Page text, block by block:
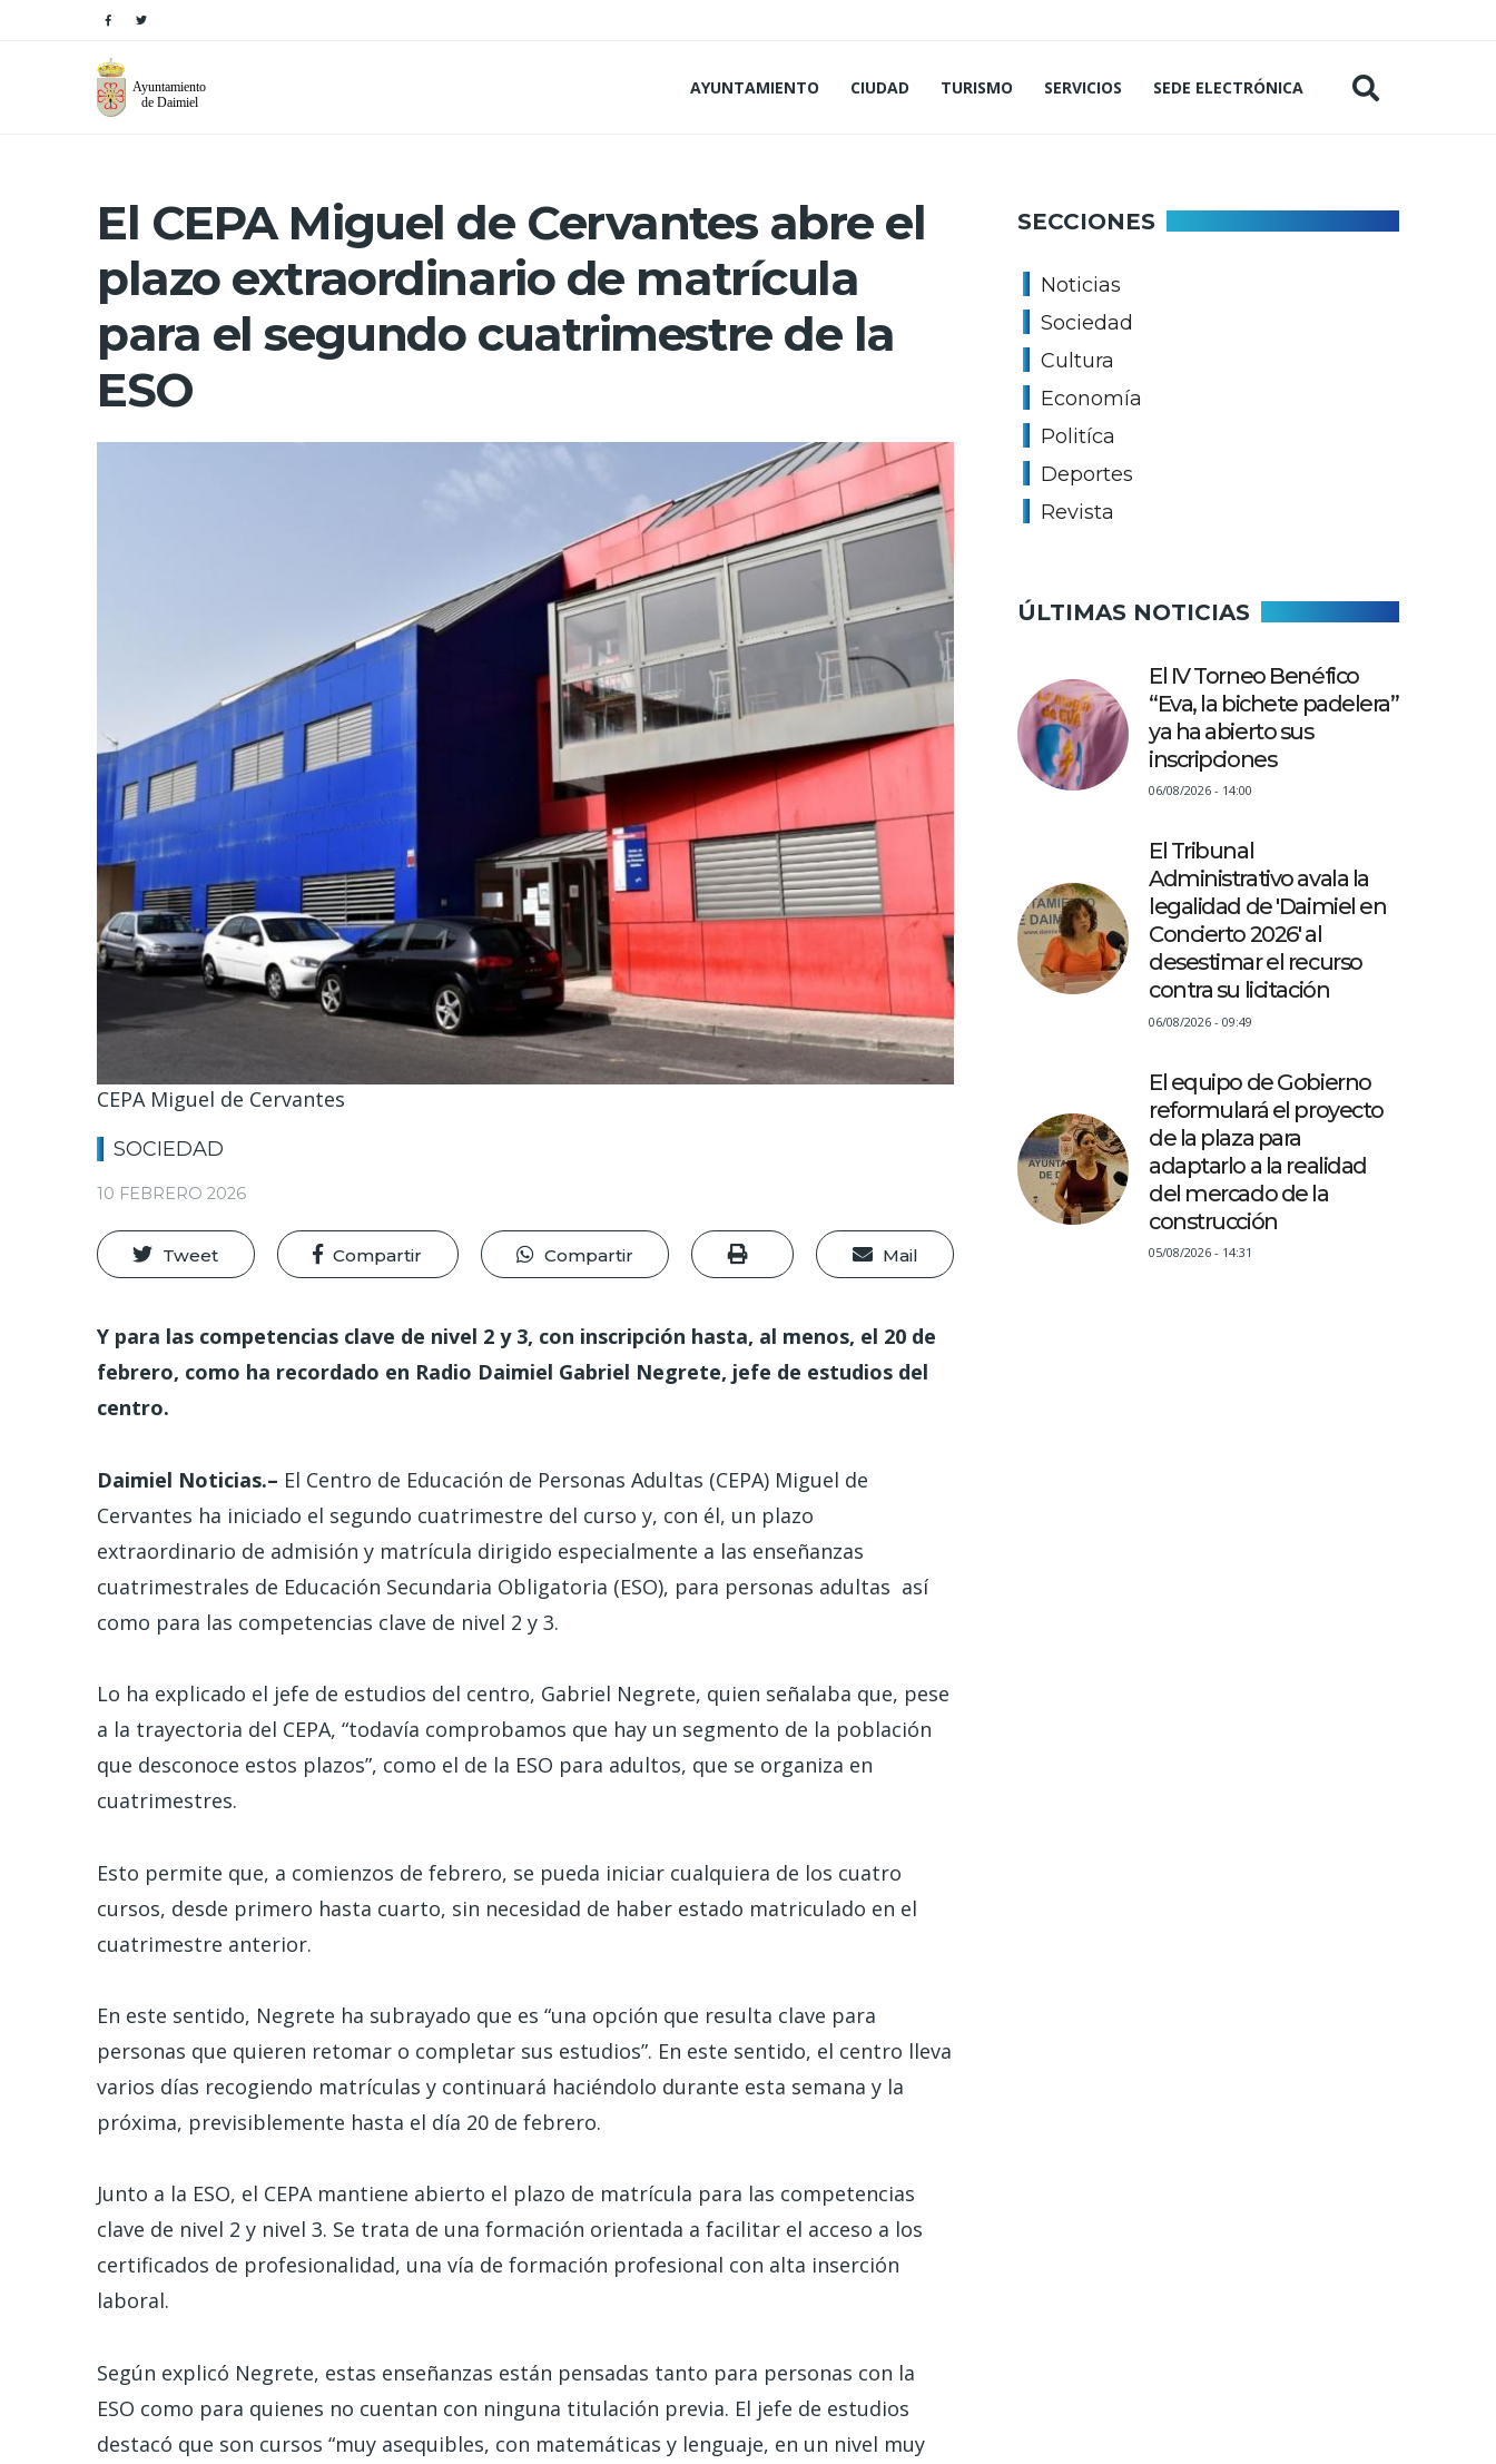
AYUNTAMIENTO CIUDAD TURISMO SERVICIOS SEDE ELECTRÓNICA
El CEPA Miguel de Cervantes abre el
plazo extraordinario de matrícula
para el segundo cuatrimestre de la
ESO
CEPA Miguel de Cervantes
SOCIEDAD
10 FEBRERO 2026
Tweet Compartir Compartir Mail
Y para las competencias clave de nivel 2 y 3, con inscripción hasta, al menos, el 20 de
febrero, como ha recordado en Radio Daimiel Gabriel Negrete, jefe de estudios del
centro.
Daimiel Noticias.– El Centro de Educación de Personas Adultas (CEPA) Miguel de
Cervantes ha iniciado el segundo cuatrimestre del curso y, con él, un plazo
extraordinario de admisión y matrícula dirigido especialmente a las enseñanzas
cuatrimestrales de Educación Secundaria Obligatoria (ESO), para personas adultas así
como para las competencias clave de nivel 2 y 3.
Lo ha explicado el jefe de estudios del centro, Gabriel Negrete, quien señalaba que, pese
a la trayectoria del CEPA, “todavía comprobamos que hay un segmento de la población
que desconoce estos plazos”, como el de la ESO para adultos, que se organiza en
cuatrimestres.
Esto permite que, a comienzos de febrero, se pueda iniciar cualquiera de los cuatro
cursos, desde primero hasta cuarto, sin necesidad de haber estado matriculado en el
cuatrimestre anterior.
En este sentido, Negrete ha subrayado que es “una opción que resulta clave para
personas que quieren retomar o completar sus estudios”. En este sentido, el centro lleva
varios días recogiendo matrículas y continuará haciéndolo durante esta semana y la
próxima, previsiblemente hasta el día 20 de febrero.
Junto a la ESO, el CEPA mantiene abierto el plazo de matrícula para las competencias
clave de nivel 2 y nivel 3. Se trata de una formación orientada a facilitar el acceso a los
certificados de profesionalidad, una vía de formación profesional con alta inserción
laboral.
Según explicó Negrete, estas enseñanzas están pensadas tanto para personas con la
ESO como para quienes no cuentan con ninguna titulación previa. El jefe de estudios
destacó que son cursos “muy asequibles, con matemáticas y lenguaje, en un nivel muy
SECCIONES
Noticias
Sociedad
Cultura
Economía
Politíca
Deportes
Revista
ÚLTIMAS NOTICIAS
El IV Torneo Benéfico
“Eva, la bichete padelera”
ya ha abierto sus
inscripciones
06/08/2026 - 14:00
El Tribunal
Administrativo avala la
legalidad de 'Daimiel en
Concierto 2026' al
desestimar el recurso
contra su licitación
06/08/2026 - 09:49
El equipo de Gobierno
reformulará el proyecto
de la plaza para
adaptarlo a la realidad
del mercado de la
construcción
05/08/2026 - 14:31